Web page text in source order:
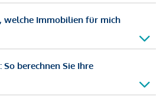
welche Immobilien für mich
berechnen Sie Ihre